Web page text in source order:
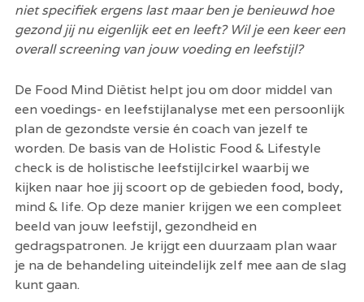
niet specifiek ergens last maar ben je benieuwd hoe
gezond jij nu eigenlijk eet en leeft? Wil je een keer een
overall screening van jouw voeding en leefstijl?
De Food Mind Diëtist helpt jou om door middel van
een voedings- en leefstijlanalyse met een persoonlijk
plan de gezondste versie én coach van jezelf te
worden. De basis van de Holistic Food & Lifestyle
check is de holistische leefstijlcirkel waarbij we
kijken naar hoe jij scoort op de gebieden food, body,
mind & life. Op deze manier krijgen we een compleet
beeld van jouw leefstijl, gezondheid en
gedragspatronen. Je krijgt een duurzaam plan waar
je na de behandeling uiteindelijk zelf mee aan de slag
kunt gaan.